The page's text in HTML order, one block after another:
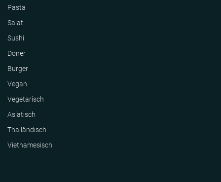
Pasta
Salat
Sushi
Döner
Burger
Vegan
Vegetarisch
Asiatisch
Thailändisch
Vietnamesisch